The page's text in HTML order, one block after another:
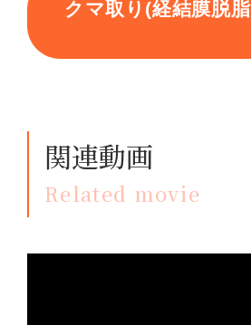
クマ取り(経結膜脱
関連動画
Related movie